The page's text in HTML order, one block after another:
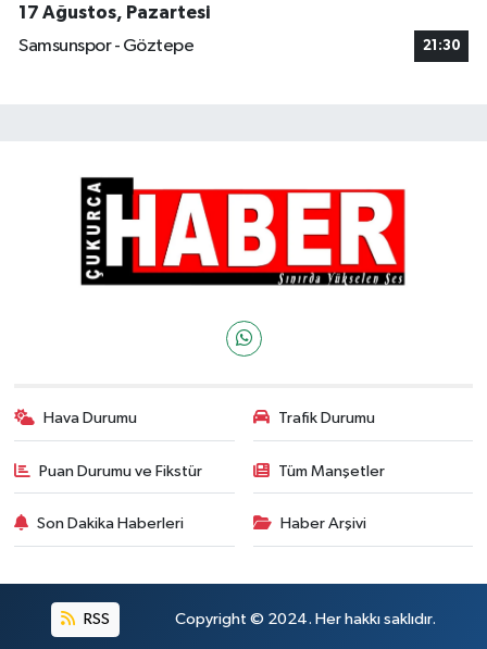
17 Ağustos, Pazartesi
Samsunspor - Göztepe
21:30
Hava Durumu Trafik Durumu
Puan Durumu ve Fikstür Tüm Manşetler
Son Dakika Haberleri Haber Arşivi
RSS Copyright © 2024. Her hakkı saklıdır.